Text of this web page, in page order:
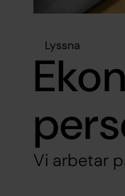
Lyssna
Vi arbetar